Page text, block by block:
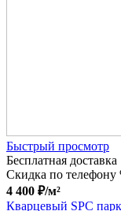
Быстрый просмотр
Бесплатная доставка
Скидка по телефону
4 400 ₽/м²
Кварцевый SPC